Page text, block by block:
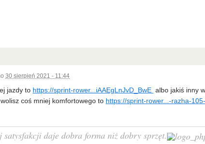
30 sierpień 2021 - 11:44
jazdy to https://sprint-rower...iAAEgLnJvD_BwE albo jakiś inny
coś mniej komfortowego to https://sprint-rower...-razha-
satysfakcji daje dobra forma niż dobry sprzęt.